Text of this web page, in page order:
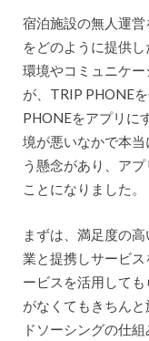
宿泊施設の無人運
をどのように提供
環境やコミュニケ
が、TRIP PHONE
PHONEをアプリに
境が悪いなかで本
う懸念があり、ア
ことになりました。
まずは、満足度の
業と提携しサービ
ービスを活用して
がなくてもきちん
ドソーシングの仕